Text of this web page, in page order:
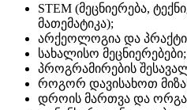
STEM (მეცნიერება,
მათემატიკა);
არქეოლოგია და
სახალისო მეცნიერებები;
პროგრამირების
როგორ დავისახოთ
დროის მართვა და